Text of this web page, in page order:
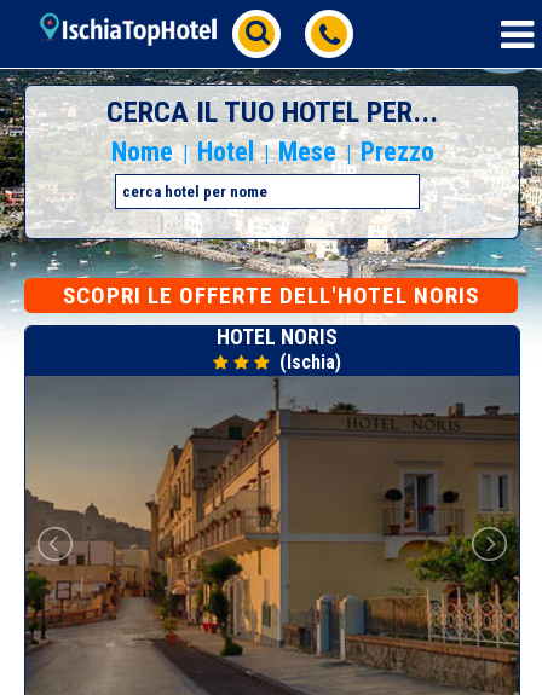
CERCA IL TUO HOTEL PER...
Nome | Hotel | Mese | Prezzo
SCOPRI LE OFFERTE DELL'HOTEL NORIS
HOTEL NORIS
(Ischia)